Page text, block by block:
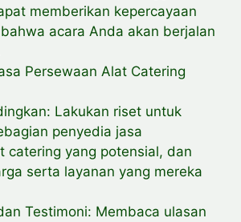
memberikan kepercayaan
acara Anda akan berjalan
Persewaan Alat Catering
Lakukan riset untuk
penyedia jasa
catering yang potensial, dan
serta layanan yang mereka
Testimoni: Membaca ulasan